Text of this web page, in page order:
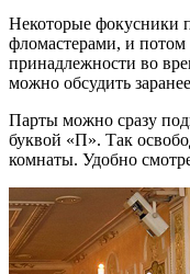
Некоторые фокусники
фломастерами, и
принадлежности во
можно обсудить
Парты можно сразу
буквой «П». Так
комнаты. Удобно